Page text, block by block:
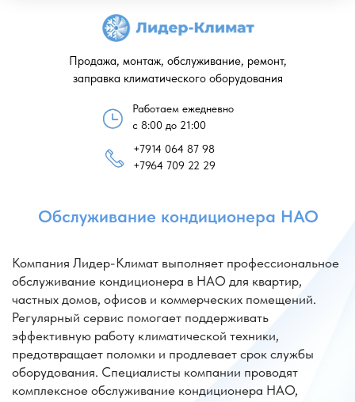
Работаем ежедневно
с 8:00 до 21:00
+7914 064 87 98
+7964 709 22 29
Продажа, монтаж, обслуживание, ремонт,
заправка климатического оборудования
Обслуживание кондиционера НАО
частных домов, офисов и коммерческих помещений.
Регулярный сервис помогает поддерживать
оборудования. Специалисты компании проводят
комплексное обслуживание кондиционера НАО,
включая диагностику системы, проверку давления
хладагента и очистку внутренних элементов.
Плановое обслуживание кондиционеров НАО особенно
важно перед началом жаркого сезона, когда нагрузка
на систему значительно увеличивается. Мастера
выполняют обслуживание кондиционеров в НАО
с использованием профессионального оборудования,
что позволяет своевременно выявить возможные
неисправности и избежать дорогостоящего ремонта.